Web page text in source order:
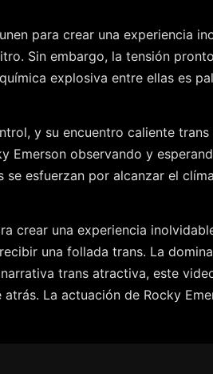
para crear una experiencia
Sin embargo, la tensión
explosiva entre ellas es
y su encuentro caliente
Emerson observando y
esfuerzan por alcanzar el
crear una experiencia
una follada trans. La
trans atractiva, este
La actuación de Rocky